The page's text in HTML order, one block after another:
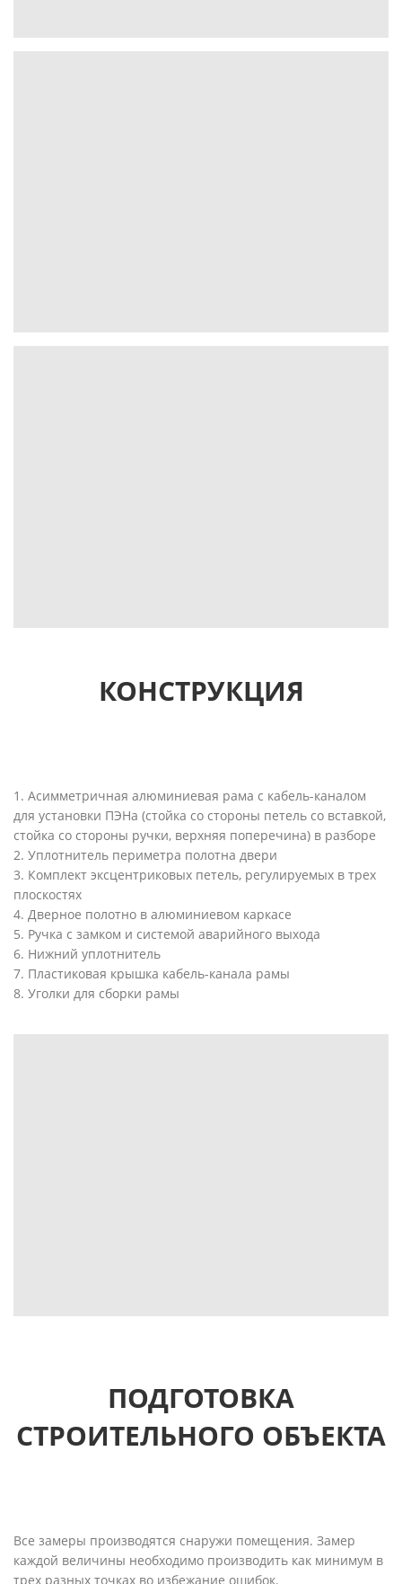
КОНСТРУКЦИЯ
1. Асимметричная алюминиевая рама с кабель-каналом
для установки ПЭНа (стойка со стороны петель со вставкой,
стойка со стороны ручки, верхняя поперечина) в разборе
2. Уплотнитель периметра полотна двери
3. Комплект эксцентриковых петель, регулируемых в трех
плоскостях
4. Дверное полотно в алюминиевом каркасе
5. Ручка с замком и системой аварийного выхода
6. Нижний уплотнитель
7. Пластиковая крышка кабель-канала рамы
8. Уголки для сборки рамы
ПОДГОТОВКА
СТРОИТЕЛЬНОГО ОБЪЕКТА
Все замеры производятся снаружи помещения. Замер
каждой величины необходимо производить как минимум в
трех разных точках во избежание ошибок.